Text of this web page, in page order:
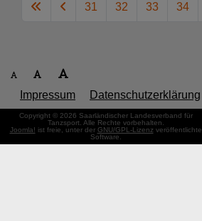
31 32 33 34
Impressum Datenschutzerklärung
Copyright © 2026 Saarländischer Landesverband für
Tanzsport. Alle Rechte vorbehalten.
Joomla! ist freie, unter der GNU/GPL-Lizenz veröffentlichte
Software.